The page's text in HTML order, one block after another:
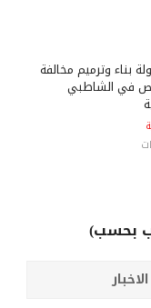
بناء وترميم مخالفة
في الشاطبي
بحسب)
الاخبار